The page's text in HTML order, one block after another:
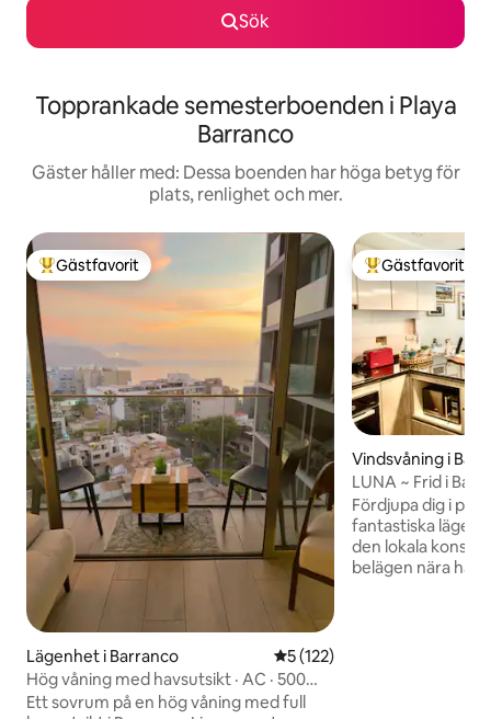
Sök
Topprankade semesterboenden i Playa
Barranco
Gäster håller med: Dessa boenden har höga betyg för
plats, renlighet och mer.
Populär gästfavorit
Gästfavorit
Lägenhet i Barranco 5 av 5 i genomsnittligt
5 (122)
Hög våning med havsutsikt · AC · 500
Mbps · Pool och gym
Ett sovrum på en hög våning med full
Populär
Gästfavorit
Vindsvåning i
LUNA ~ Frid i
centrum•
Fördjupa dig i
fantastiska
den lokala
belägen nära